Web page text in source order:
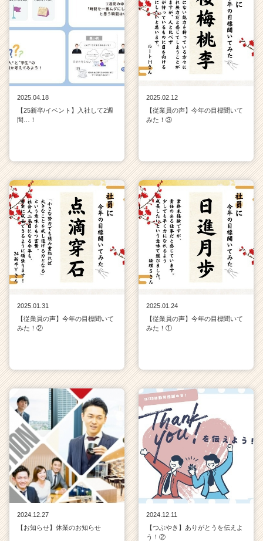
2025.04.18
【25新卒/イベント】入社して2週
間…！
2025.02.12
【従業員の声】今年の目標聞いて
みた！③
2025.01.31
【従業員の声】今年の目標聞いて
みた！②
2025.01.24
【従業員の声】今年の目標聞いて
みた！①
2024.12.27
【お知らせ】休業のお知らせ
2024.12.11
【つぶやき】ありがとうを伝えよ
う！②